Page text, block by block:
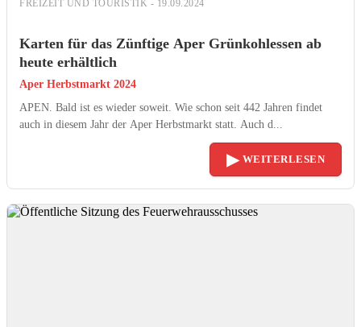
FREIZEIT UND TOURISTIK - 19.09.2024
Karten für das Zünftige Aper Grünkohlessen ab
heute erhältlich
Aper Herbstmarkt 2024
APEN. Bald ist es wieder soweit. Wie schon seit 442 Jahren findet
auch in diesem Jahr der Aper Herbstmarkt statt. Auch d...
▶ WEITERLESEN